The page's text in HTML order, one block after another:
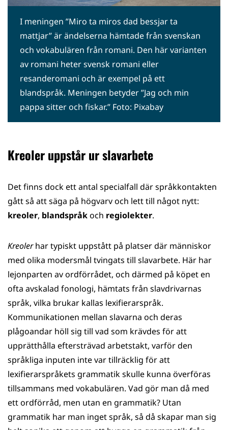
I meningen ”Miro ta miros dad bessjar ta
mattjar” är ändelserna hämtade från svenskan
och vokabulären från romani. Den här varianten
av romani heter svensk romani eller
resanderomani och är exempel på ett
blandspråk. Meningen betyder ”Jag och min
pappa sitter och fiskar.” Foto: Pixabay
Kreoler uppstår ur slavarbete
Det finns dock ett antal specialfall där språkkontakten
gått så att säga på högvarv och lett till något nytt:
kreoler, blandspråkoch regiolekter.
Kreolerhar typiskt uppstått på platser där människor
med olika modersmål tvingats till slavarbete. Här har
lejonparten av ordförrådet, och därmed på köpet en
ofta avskalad fonologi, hämtats från slavdrivarnas
språk, vilka brukar kallas lexifierarspråk.
Kommunikationen mellan slavarna och deras
plågoandar höll sig till vad som krävdes för att
upprätthålla eftersträvad arbetstakt, varför den
språkliga inputen inte var tillräcklig för att
lexifierarspråkets grammatik skulle kunna överföras
tillsammans med vokabulären. Vad gör man då med
ett ordförråd, men utan en grammatik? Utan
grammatik har man inget språk, så då skapar man sig